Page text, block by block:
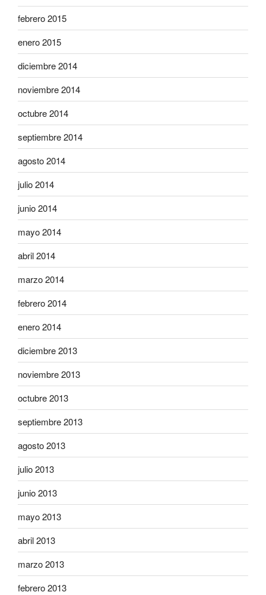
febrero 2015
enero 2015
diciembre 2014
noviembre 2014
octubre 2014
septiembre 2014
agosto 2014
julio 2014
junio 2014
mayo 2014
abril 2014
marzo 2014
febrero 2014
enero 2014
diciembre 2013
noviembre 2013
octubre 2013
septiembre 2013
agosto 2013
julio 2013
junio 2013
mayo 2013
abril 2013
marzo 2013
febrero 2013